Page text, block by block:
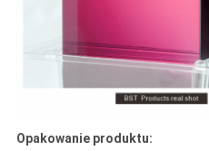
Opakowanie produktu: